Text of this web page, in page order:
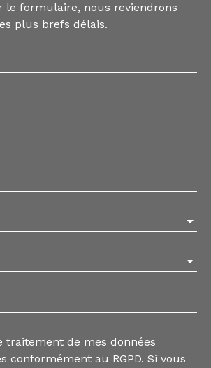
le formulaire, nous reviendrons
plus brefs délais.
traitement de mes données
conformément au RGPD. Si vous